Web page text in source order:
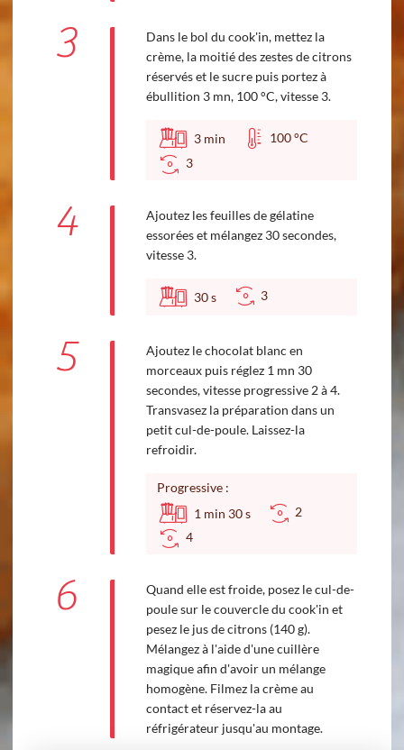
3
Dans le bol du cook'in, mettez la
crème, la moitié des zestes de citrons
réservés et le sucre puis portez à
ébullition 3 mn, 100 °C, vitesse 3.
3 min
100 °C
3
4
Ajoutez les feuilles de gélatine
essorées et mélangez 30 secondes,
vitesse 3.
30s 3
5
Ajoutez le chocolat blanc en
morceaux puis réglez 1 mn 30
secondes, vitesse progressive 2 à 4.
Transvasez la préparation dans un
petit cul-de-poule. Laissez-la
refroidir.
Progressive :
1 min 30s
2
4
6
Quand elle est froide, posez le cul-de-
poule sur le couvercle du cook'in et
pesez le jus de citrons (140 g).
Mélangez à l'aide d'une cuillère
magique afin d'avoir un mélange
homogène. Filmez la crème au
contact et réservez-la au
réfrigérateur jusqu'au montage.